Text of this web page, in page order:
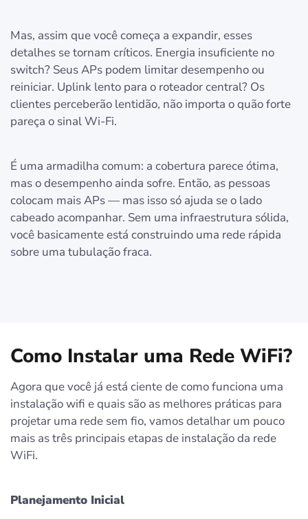
Mas, assim que você começa a expandir, esses
detalhes se tornam críticos. Energia insuficiente no
switch? Seus APs podem limitar desempenho ou
reiniciar. Uplink lento para o roteador central? Os
clientes perceberão lentidão, não importa o quão forte
pareça o sinal Wi-Fi.
É uma armadilha comum: a cobertura parece ótima,
mas o desempenho ainda sofre. Então, as pessoas
colocam mais APs — mas isso só ajuda se o lado
cabeado acompanhar. Sem uma infraestrutura sólida,
você basicamente está construindo uma rede rápida
sobre uma tubulação fraca.
Como Instalar uma Rede WiFi?
Agora que você já está ciente de como funciona uma
instalação wifi e quais são as melhores práticas para
projetar uma rede sem fio, vamos detalhar um pouco
mais as três principais etapas de instalação da rede
WiFi.
Planejamento Inicial